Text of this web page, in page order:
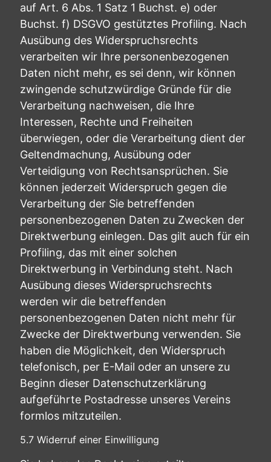
auf Art. 6 Abs. 1 Satz 1 Buchst. e) oder
Buchst. f) DSGVO gestütztes Profiling. Nach
Ausübung des Widerspruchsrechts
verarbeiten wir Ihre personenbezogenen
Daten nicht mehr, es sei denn, wir können
zwingende schutzwürdige Gründe für die
Verarbeitung nachweisen, die Ihre
Interessen, Rechte und Freiheiten
überwiegen, oder die Verarbeitung dient der
Geltendmachung, Ausübung oder
Verteidigung von Rechtsansprüchen. Sie
können jederzeit Widerspruch gegen die
Verarbeitung der Sie betreffenden
personenbezogenen Daten zu Zwecken der
Direktwerbung einlegen. Das gilt auch für ein
Profiling, das mit einer solchen
Direktwerbung in Verbindung steht. Nach
Ausübung dieses Widerspruchsrechts
werden wir die betreffenden
personenbezogenen Daten nicht mehr für
Zwecke der Direktwerbung verwenden. Sie
haben die Möglichkeit, den Widerspruch
telefonisch, per E-Mail oder an unsere zu
Beginn dieser Datenschutzerklärung
aufgeführte Postadresse unseres Vereins
formlos mitzuteilen.
5.7 Widerruf einer Einwilligung